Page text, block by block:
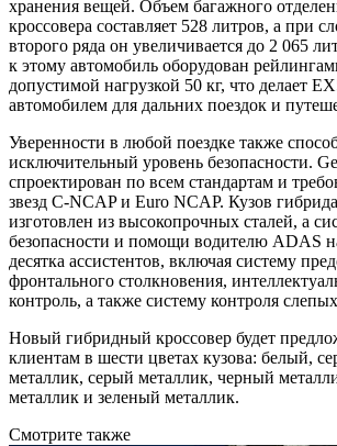
хранения вещей. Объем багажного
кроссовера составляет 528 литров, а при
второго ряда он увеличивается до 2 065
к этому автомобиль оборудован
допустимой нагрузкой 50 кг, что делает
автомобилем для дальних поездок и
Уверенности в любой поездке также
исключительный уровень безопасности.
спроектирован по всем стандартам и
звезд C-NCAP и Euro NCAP. Кузов
изготовлен из высокопрочных сталей, а
безопасности и помощи водителю ADAS
десятка ассистентов, включая систему
фронтального столкновения,
контроль, а также систему контроля
Новый гибридный кроссовер будет
клиентам в шести цветах кузова: белый,
металлик, серый металлик, черный
металлик и зеленый металлик.
Смотрите также